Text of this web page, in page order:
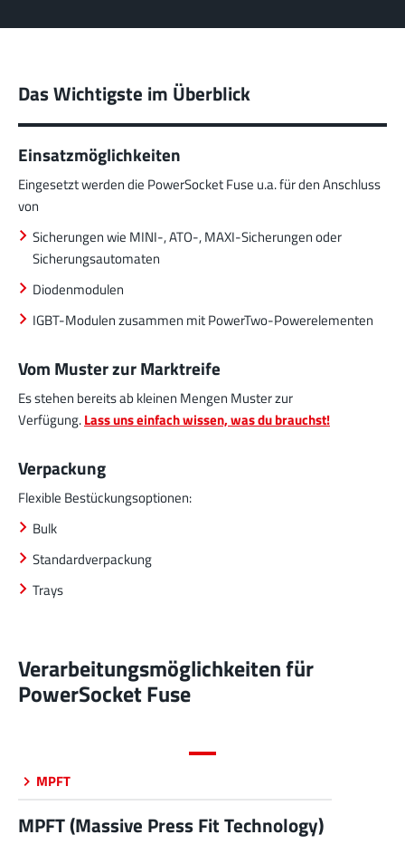
Das Wichtigste im Überblick
Einsatzmöglichkeiten
Eingesetzt werden die PowerSocket Fuse u.a. für den Anschluss
von
Sicherungen wie MINI-, ATO-, MAXI-Sicherungen oder
Sicherungsautomaten
Diodenmodulen
IGBT-Modulen zusammen mit PowerTwo-Powerelementen
Vom Muster zur Marktreife
Es stehen bereits ab kleinen Mengen Muster zur
Verfügung.Lass uns einfach wissen, was du brauchst!
Verpackung
Flexible Bestückungsoptionen:
Bulk
Standardverpackung
Trays
Verarbeitungsmöglichkeiten für
PowerSocket Fuse
MPFT
MPFT (Massive Press Fit Technology)